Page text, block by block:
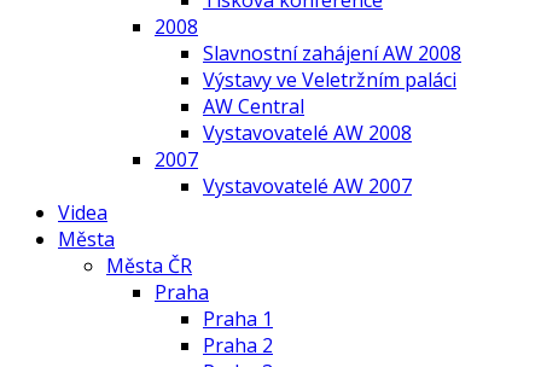
2008
Slavnostní zahájení AW 2008
Výstavy ve Veletržním paláci
AW Central
Vystavovatelé AW 2008
2007
Vystavovatelé AW 2007
Videa
Města
Města ČR
Praha
Praha 1
Praha 2